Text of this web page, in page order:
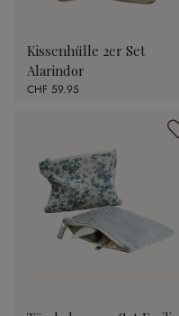
Kissenhülle 2er Set
Alarindor
CHF 59.95